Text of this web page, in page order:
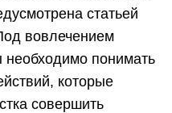
статьей
вовлечением
необходимо понимать
которые
совершить